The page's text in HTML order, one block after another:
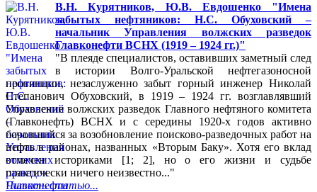
В.Н. Курятников, Ю.В. Евдошенко "Имена
забытых нефтяников: Н.С. Обуховский –
начальник Управления волжских разведок
Главконефти ВСНХ (1919 – 1924 гг.)"
"В плеяде специалистов, оставивших заметный след
в истории Волго-Уральской нефтегазоносной
провинции, незаслуженно забыт горный инженер Николай
Степанович Обуховский, в 1919 – 1924 гг. возглавлявший
Управление волжских разведок Главного нефтяного комитета
(Главконефть) ВСНХ и с середины 1920-х годов активно
боровшийся за возобновление поисково-разведочных работ на
нефть в районах, названных «Вторым Баку». Хотя его вклад
отмечен историками [1; 2], но о его жизни и судьбе
практически ничего неизвестно..."
Читать статью...